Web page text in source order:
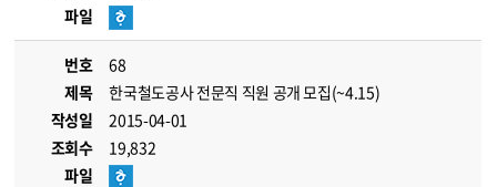
파일
번호
68
제목
한국철도공사 전문직 직원 공개 모집(~4.15)
작성일
2015-04-01
조회수
19,832
파일